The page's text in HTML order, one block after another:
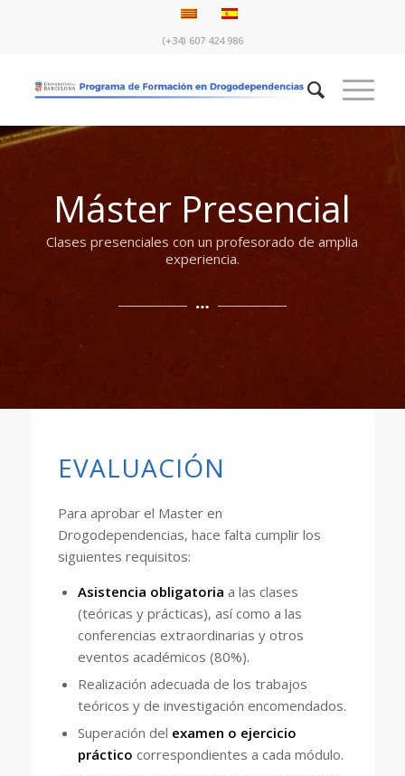
(+34) 607 424 986
Máster Presencial
Clases presenciales con un profesorado de amplia
experiencia.
EVALUACIÓN
Para aprobar el Master en
Drogodependencias, hace falta cumplir los
siguientes requisitos:
Asistencia obligatoria a las clases
(teóricas y prácticas), así como a las
conferencias extraordinarias y otros
eventos académicos (80%).
Realización adecuada de los trabajos
teóricos y de investigación encomendados.
Superación del examen o ejercicio
práctico correspondientes a cada módulo.